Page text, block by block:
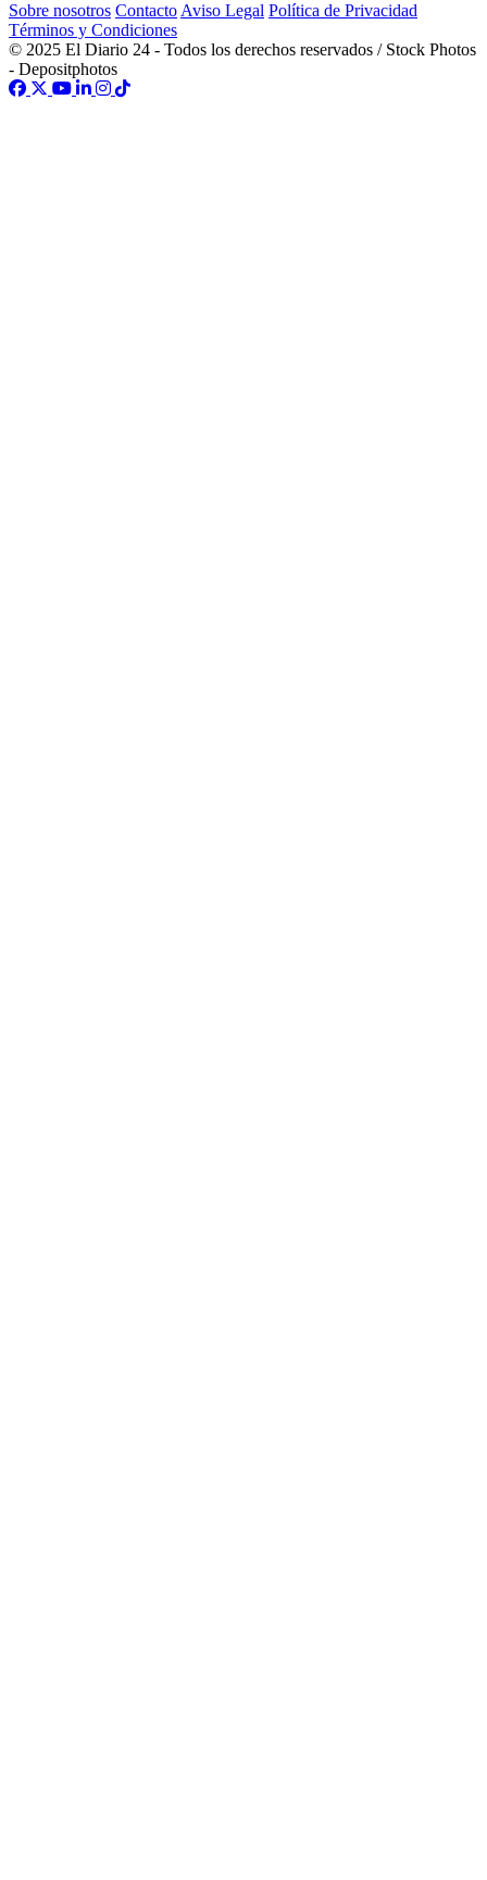
Sobre nosotros Contacto Aviso Legal Política de Privacidad
Términos y Condiciones
© 2025 El Diario 24 - Todos los derechos reservados / Stock Photos
- Depositphotos